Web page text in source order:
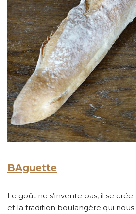
BAguette
Le goût ne s’invente pas, il se
et la tradition boulangère qui